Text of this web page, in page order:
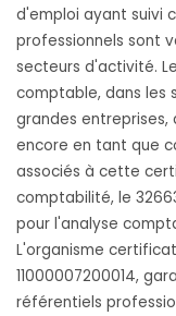
d'emploi ayant suivi
professionnels sont
secteurs d'activité.
comptable, dans les
grandes entreprises,
encore en tant que
associés à cette
comptabilité, le
pour l'analyse
L'organisme
11000007200014,
référentiels